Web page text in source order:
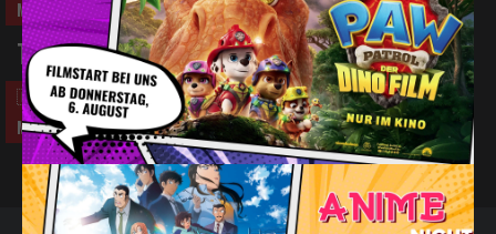
Matinee So. 13:00Uhr
🇩🇪
Matinee So. 12:30Uhr
Toy Story 5
#Abenteuer#Animation#Komödie#Familie